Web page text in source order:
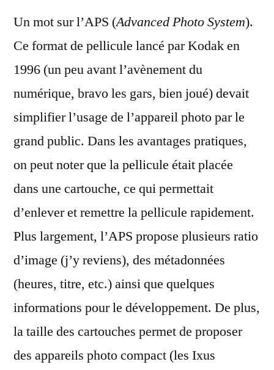
Un mot sur l’APS (Advanced Photo System).
Ce format de pellicule lancé par Kodak en
1996 (un peu avant l’avènement du
numérique, bravo les gars, bien joué) devait
simplifier l’usage de l’appareil photo par le
grand public. Dans les avantages pratiques,
on peut noter que la pellicule était placée
dans une cartouche, ce qui permettait
d’enlever et remettre la pellicule rapidement.
Plus largement, l’APS propose plusieurs ratio
d’image (j’y reviens), des métadonnées
(heures, titre, etc.) ainsi que quelques
informations pour le développement. De plus,
la taille des cartouches permet de proposer
des appareils photo compact (les Ixus